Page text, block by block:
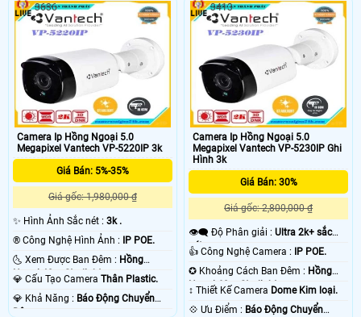
Camera Ip Hồng Ngoại 5.0
Megapixel Vantech VP-5220IP 3k
Giá Bán: 5%-35%
Giá gốc: 1,980,000 ₫
✨ Hình Ảnh Sắc nét : 3k .
®️ Công Nghệ Hình Ảnh :
IP POE.
🌜 Xem Được Ban Đêm : Hồng
Ngoại 40m Starlight.
💎 Cấu Tạo Camera Thân Plastic.
️💎 Khả Năng : Báo Động Chuyển
3636
Camera Ip Hồng Ngoại 5.0
Megapixel Vantech VP-5230IP Ghi
Hình 3k
Giá Bán: 30%
Giá gốc: 2,800,000 ₫
👁️‍🗨 Độ Phân giải :Ultra 2k+ sắc
nét .
👍 Công Nghệ Camera :
IP POE.
✪ Khoảng Cách Ban Đêm : Hồng
Ngoại 60m Starlight.
↕️ Thiết Kế Camera Dome Kim loại.
️💠 Ưu Điểm : Báo Động Chuyển
3413